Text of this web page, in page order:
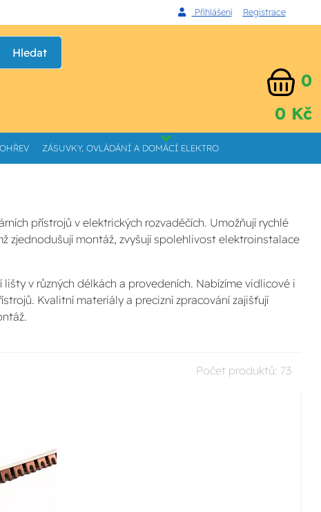
Přihlášení Registrace
Hledat
0
0 Kč
ZÁSUVKY, OVLÁDÁNÍ A DOMÁCÍ ELEKTRO
přístrojů v elektrických rozvaděčích. Umožňují rychlé
zjednodušují montáž, zvyšují spolehlivost elektroinstalace
v různých délkách a provedeních. Nabízíme vidlicové i
Kvalitní materiály a precizní zpracování zajišťují
Počet produktů: 73